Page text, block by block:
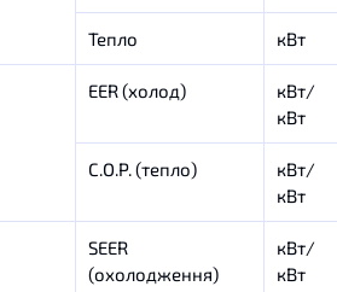
Тепло кВт
EER (холод)
кВт/
кВт
C.O.P. (тепло)
кВт/
кВт
SEER
(охолодження)
кВт/
кВт